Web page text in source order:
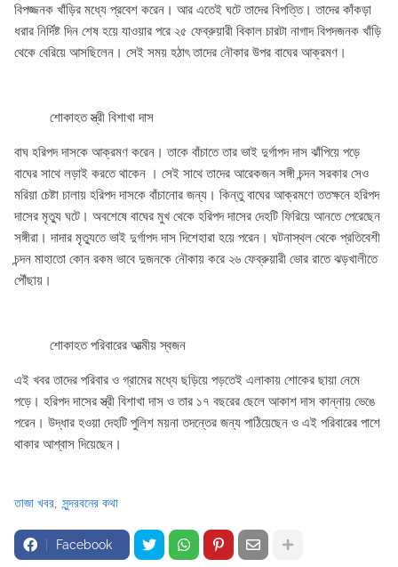
বিপজ্জনক খাঁড়ির মধ্যে প্রবেশ করেন। আর এতেই ঘটে তাদের বিপত্তি। তাদের কাঁকড়া
ধরার নির্দিষ্ট দিন শেষ হয়ে যাওয়ার পরে ২৫ ফেব্রুয়ারী বিকাল চারটা নাগাদ বিপদজনক খাঁড়ি
থেকে বেরিয়ে আসছিলেন। সেই সময় হঠাৎ তাদের নৌকার উপর বাঘের আক্রমণ।
শোকাহত স্ত্রী বিশাখা দাস
বাঘ হরিপদ দাসকে আক্রমণ করেন। তাকে বাঁচাতে তার ভাই দুর্গাপদ দাস ঝাঁপিয়ে পড়ে
বাঘের সাথে লড়াই করতে থাকেন । সেই সাথে তাদের আরেকজন সঙ্গী চন্দন সরকার সেও
মরিয়া চেষ্টা চালায় হরিপদ দাসকে বাঁচানোর জন্য। কিন্তু বাঘের আক্রমণে ততক্ষনে হরিপদ
দাসের মৃত্যু ঘটে। অবশেষে বাঘের মুখ থেকে হরিপদ দাসের দেহটি ফিরিয়ে আনতে পেরেছেন
সঙ্গীরা। দাদার মৃত্যুতে ভাই দুর্গাপদ দাস দিশেহারা হয়ে পরেন। ঘটনাস্থল থেকে প্রতিবেশী
চন্দন মাহাতো কোন রকম ভাবে দুজনকে নৌকায় করে ২৬ ফেব্রুয়ারী ভোর রাতে ঝড়খালীতে
পৌঁছায়।
শোকাহত পরিবারের আত্মীয় স্বজন
এই খবর তাদের পরিবার ও গ্রামের মধ্যে ছড়িয়ে পড়তেই এলাকায় শোকের ছায়া নেমে
পড়ে। হরিপদ দাসের স্ত্রী বিশাখা দাস ও তার ১৭ বছরের ছেলে আকাশ দাস কান্নায় ভেঙে
পরেন। উদ্ধার হওয়া দেহটি পুলিশ ময়না তদন্তের জন্য পাঠিয়েছেন ও এই পরিবারের পাশে
থাকার আশ্বাস দিয়েছেন।
তাজা খবর সুন্দরবনের কথা
Facebook